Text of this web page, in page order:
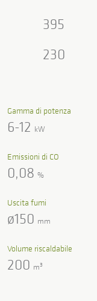
395
230
Gamma di potenza
6-12 kW
Emissioni di CO
0,08 %
Volume riscaldabile
200 m3
Uscita fumi
ø150 mm